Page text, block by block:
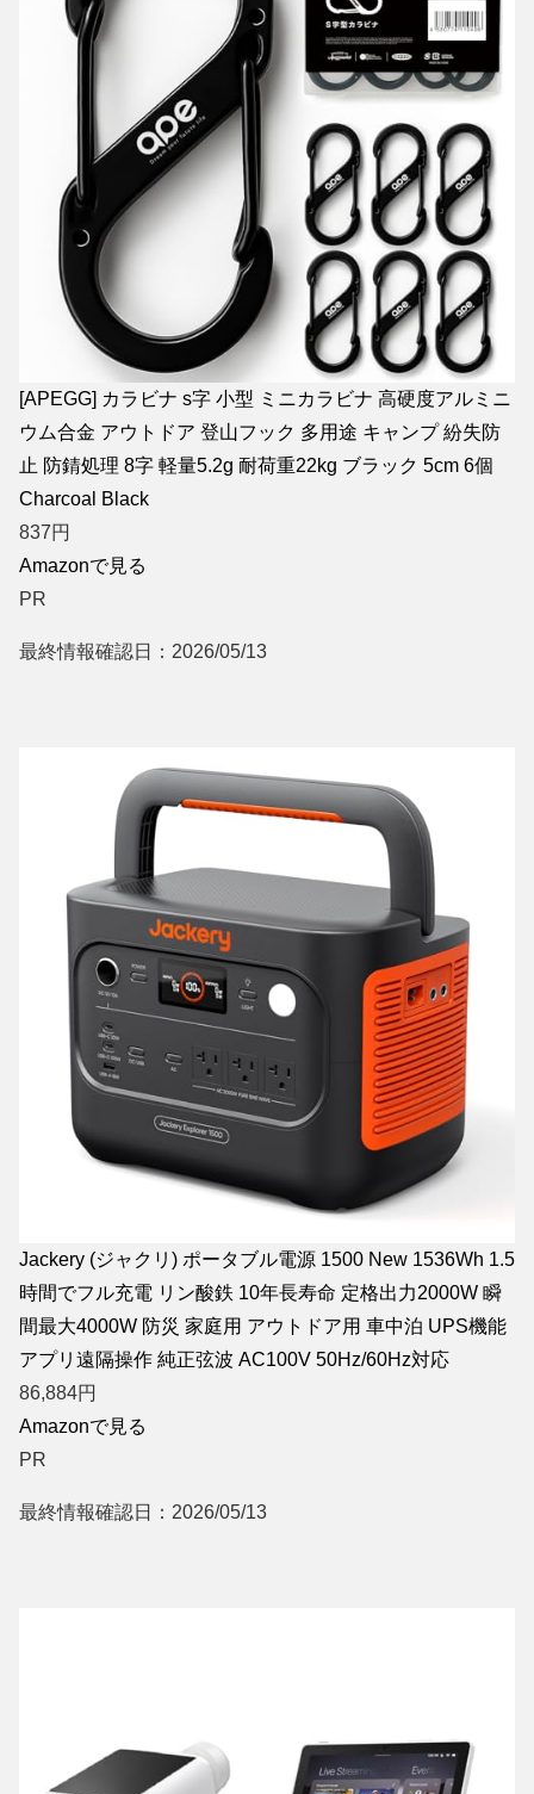
[APEGG] カラビナ s字 小型 ミニカラビナ 高硬度アルミニ
ウム合金 アウトドア 登山フック 多用途 キャンプ 紛失防
止 防錆処理 8字 軽量5.2g 耐荷重22kg ブラック 5cm 6個
Charcoal Black
837円
Amazonで見る
PR
最終情報確認日：2026/05/13
Jackery (ジャクリ) ポータブル電源 1500 New 1536Wh 1.5
時間でフル充電 リン酸鉄 10年長寿命 定格出力2000W 瞬
間最大4000W 防災 家庭用 アウトドア用 車中泊 UPS機能
アプリ遠隔操作 純正弦波 AC100V 50Hz/60Hz対応
86,884円
Amazonで見る
PR
最終情報確認日：2026/05/13